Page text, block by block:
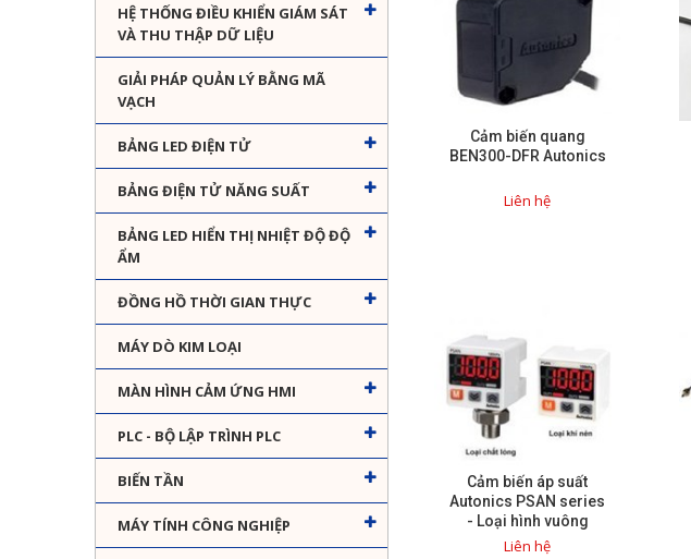
HỆ THỐNG ĐIỀU KHIỂN GIÁM SÁT
VÀ THU THẬP DỮ LIỆU
GIẢI PHÁP QUẢN LÝ BẰNG MÃ
VẠCH
BẢNG LED ĐIỆN TỬ
BẢNG ĐIỆN TỬ NĂNG SUẤT
BẢNG LED HIỂN THỊ NHIỆT ĐỘ ĐỘ
ẨM
ĐỒNG HỒ THỜI GIAN THỰC
MÁY DÒ KIM LOẠI
MÀN HÌNH CẢM ỨNG HMI
PLC - BỘ LẬP TRÌNH PLC
BIẾN TẦN
MÁY TÍNH CÔNG NGHIỆP
Cảm biến quang
BEN300-DFR Autonics
Liên hệ
Cảm biến áp suất
Autonics PSAN series
- Loại hình vuông
Liên hệ